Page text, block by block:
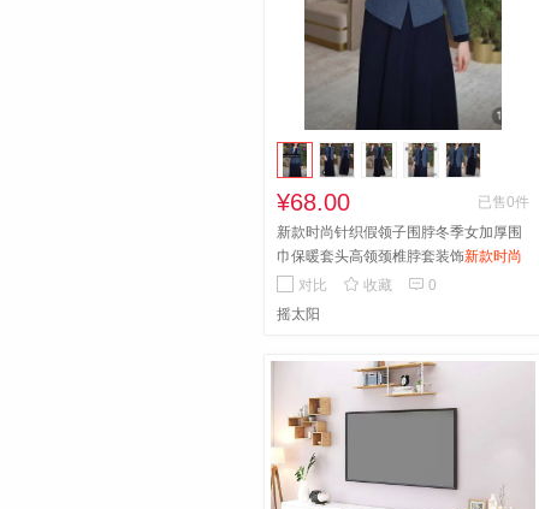
¥68.00
已售0件
新款时尚针织假领子围脖冬季女加厚围
巾保暖套头高领颈椎脖套装饰新款时尚
针织假领子围脖冬季女加厚围巾保暖套
头高领颈椎脖套装饰
对比  收藏  0
摇太阳